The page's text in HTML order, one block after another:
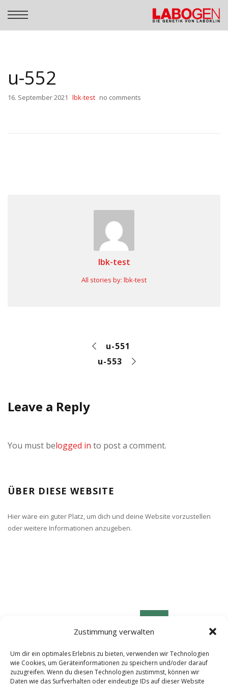
Zustimmung verwalten
Um dir ein optimales Erlebnis zu bieten, verwenden wir Technologien
wie Cookies, um Geräteinformationen zu speichern und/oder darauf
zuzugreifen. Wenn du diesen Technologien zustimmst, können wir
Daten wie das Surfverhalten oder eindeutige IDs auf dieser Website
u-552
16. September 2021 lbk-test no comments
lbk-test
All stories by: lbk-test
u-551
u-553
Leave a Reply
You must belogged in to post a comment.
ÜBER DIESE WEBSITE
Hier wäre ein guter Platz, um dich und deine Website vorzustellen
oder weitere Informationen anzugeben.